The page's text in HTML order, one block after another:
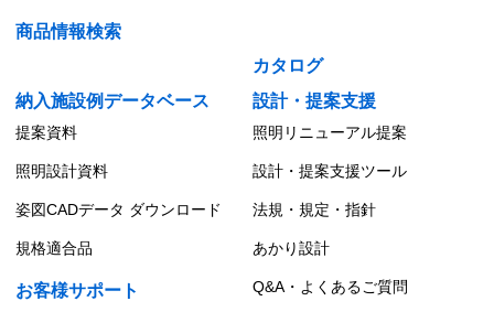
商品情報検索
カタログ
納入施設例データベース
設計・提案支援
提案資料 照明リニューアル提案
照明設計資料 設計・提案支援ツール
姿図CADデータ ダウンロード 法規・規定・指針
規格適合品 あかり設計
お客様サポート Q&A・よくあるご質問